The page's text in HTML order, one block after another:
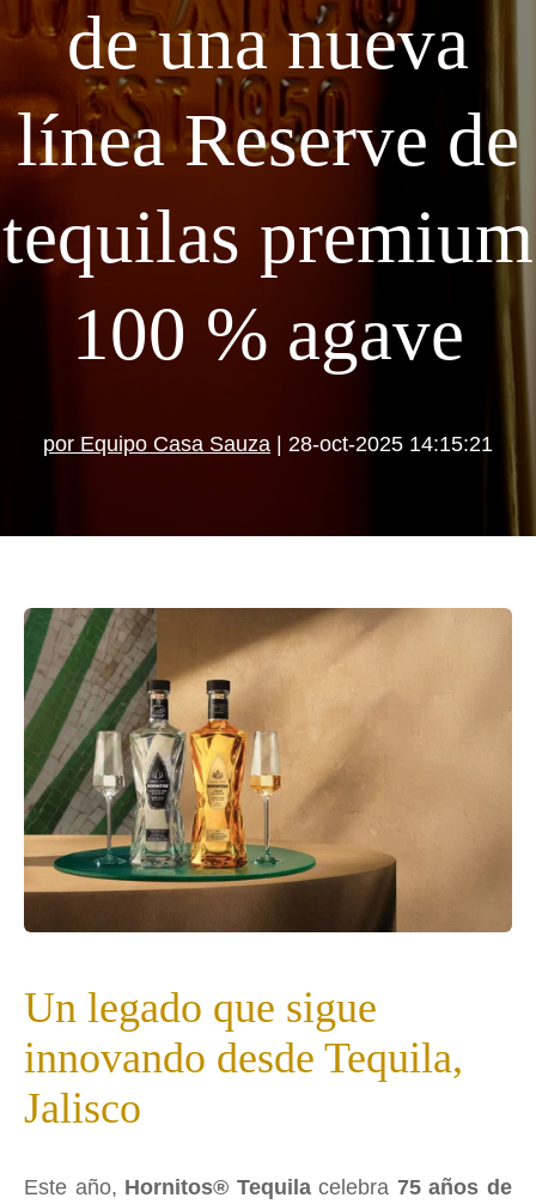
de una nueva
línea Reserve de
tequilas premium
100 % agave
por Equipo Casa Sauza | 28-oct-2025 14:15:21
Un legado que sigue
innovando desde Tequila,
Jalisco
Este año, Hornitos® Tequilacelebra 75 años de